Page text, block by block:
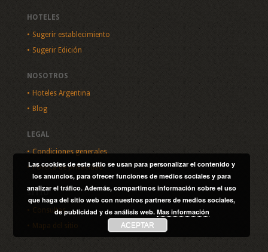
HOTELES
Sugerir establecimiento
Sugerir Edición
NOSOTROS
Hoteles Argentina
Blog
LEGAL
Condiciones generales
Política de privacidad
SITIO
Consultas
Mapa del sitio
Las cookies de este sitio se usan para personalizar el contenido y
los anuncios, para ofrecer funciones de medios sociales y para
analizar el tráfico. Además, compartimos información sobre el uso
que haga del sitio web con nuestros partners de medios sociales,
de publicidad y de análisis web. Mas información
ACEPTAR